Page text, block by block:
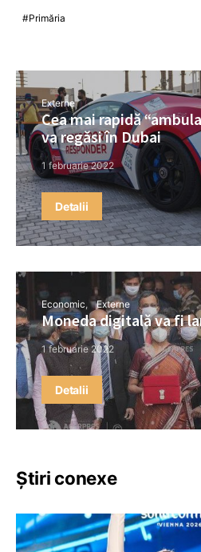
Primăria
Externe
Cea mai rapidă
va regăsi în Dubai
1 februarie 2022
Detalii
Economic Externe
Moneda digitală va fi
1 februarie 2022
Detalii
Știri conexe